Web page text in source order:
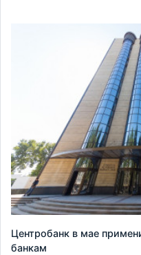
Центробанк в мае
банкам